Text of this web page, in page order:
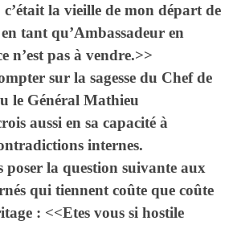
la vieille de mon départ de
tant qu’Ambassadeur en
n’est pas à vendre.>>
sur la sagesse du Chef de
le Général Mathieu
aussi en sa capacité à
internes.
la question suivante aux
qui tiennent coûte que coûte
: <<Etes vous si hostile